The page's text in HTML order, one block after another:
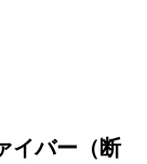
イバー（断